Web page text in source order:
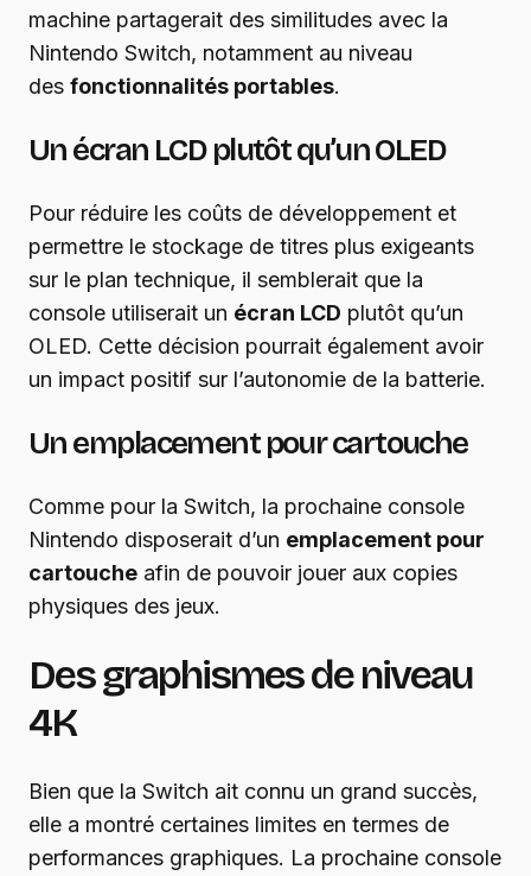
machine partagerait des similitudes avec la
Nintendo Switch, notamment au niveau
des fonctionnalités portables.
Un écran LCD plutôt qu’un OLED
Pour réduire les coûts de développement et
permettre le stockage de titres plus exigeants
sur le plan technique, il semblerait que la
console utiliserait un écran LCD plutôt qu’un
OLED. Cette décision pourrait également avoir
un impact positif sur l’autonomie de la batterie.
Un emplacement pour cartouche
Comme pour la Switch, la prochaine console
Nintendo disposerait d’un emplacement pour
cartouche afin de pouvoir jouer aux copies
physiques des jeux.
Des graphismes de niveau
4K
Bien que la Switch ait connu un grand succès,
elle a montré certaines limites en termes de
performances graphiques. La prochaine console